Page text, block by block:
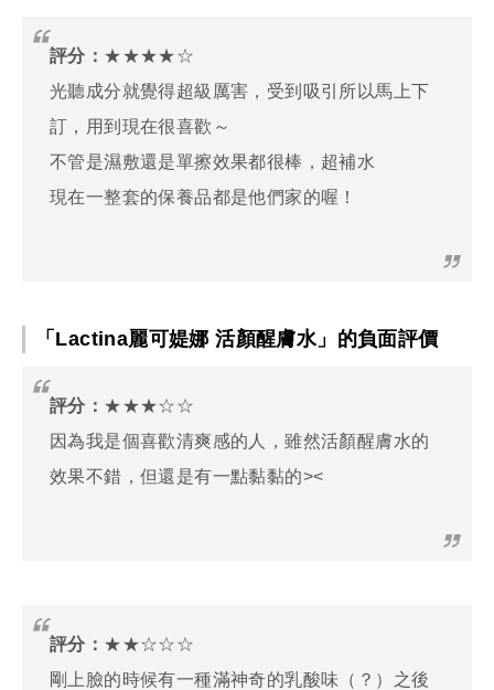
評分： ★★★★☆
光聽成分就覺得超級厲害，受到吸引所以馬上下
訂，用到現在很喜歡～
不管是濕敷還是單擦效果都很棒，超補水
現在一整套的保養品都是他們家的喔！
「Lactina麗可媞娜 活顏醒膚水」的負面評價
評分： ★★★☆☆
因為我是個喜歡清爽感的人，雖然活顏醒膚水的
效果不錯，但還是有一點黏黏的><
評分： ★★☆☆☆
剛上臉的時候有一種滿神奇的乳酸味（？）之後